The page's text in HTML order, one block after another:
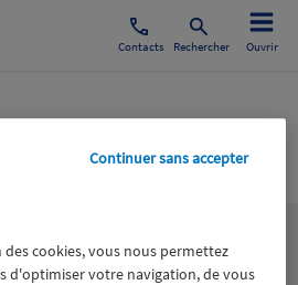
Contacts Rechercher Ouvrir
cookies, vous nous permettez
d'optimiser votre navigation, de vous
Continuer sans accepter